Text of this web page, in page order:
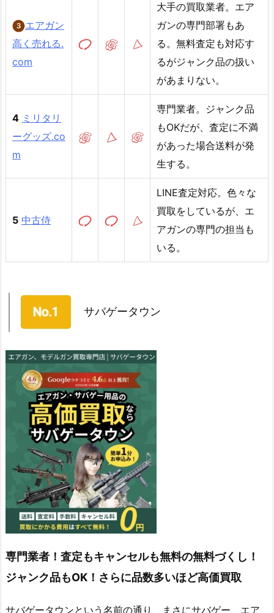
エアガン
高く売れる.
com
大手の買取業者。エア
ガンの専門部署もあ
る。無料査定も対応す
るがジャンク品の扱い
があまりない。
4 ミリタリ
ーグッズ.co
m
専門業者。ジャンク品
もOKだが、査定に不満
があった場合送料が発
生する。
5 中古侍
LINE査定対応。色々な
買取をしているが、エ
アガンの専門の担当も
いる。
サバゲータウン
専門業者！査定もキャンセルも無料の無料づくし！
ジャンク品もOK！さらに品数多いほど高価買取
サバゲータウンという名前の通り、まさにサバゲー、エア